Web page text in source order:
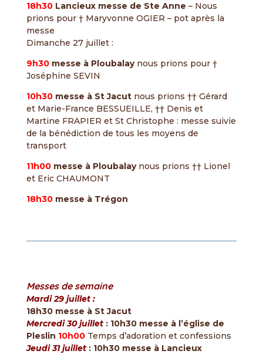
18h30Lancieux messe de Ste Anne – Nous
prions pour † Maryvonne OGIER – pot après la
messe
Dimanche 27 juillet :
9h30messe à Ploubalaynous prions pour †
Joséphine SEVIN
10h30messe à St Jacutnous prions †† Gérard
et Marie-France BESSUEILLE, †† Denis et
Martine FRAPIER et St Christophe : messe suivie
de la bénédiction de tous les moyens de
transport
11h00messe à Ploubalaynous prions †† Lionel
et Eric CHAUMONT
18h30messe à Trégon
Messes de semaine
Mardi 29 juillet :
18h30 messe à St Jacut
Mercredi 30 juillet: 10h30 messe à l’église de
Pleslin 10h00Temps d’adoration et confessions
Jeudi 31 juillet: 10h30 messe à Lancieux